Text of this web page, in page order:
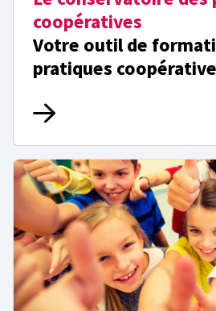
coopératives
Votre outil de
pratiques